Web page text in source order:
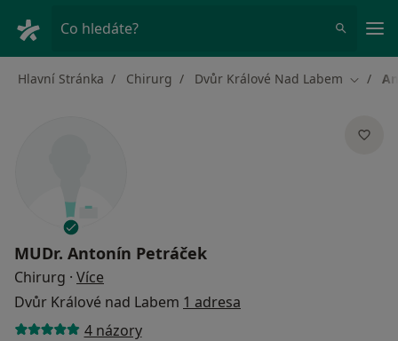
Co hledáte?
Hlavní Stránka Chirurg Dvůr Králové Nad Labem Změna
MUDr. Antonín Petráček
Chirurg · Více
Dvůr Králové nad Labem 1 adresa
4 názory